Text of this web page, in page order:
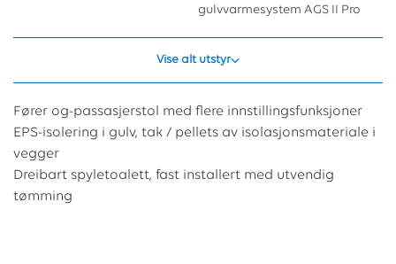
gulvvarmesystem AGS II Pro
Vise alt utstyr
Fører og-passasjerstol med flere innstillingsfunksjoner
EPS-isolering i gulv, tak / pellets av isolasjonsmateriale i
vegger
Dreibart spyletoalett, fast installert med utvendig
tømming